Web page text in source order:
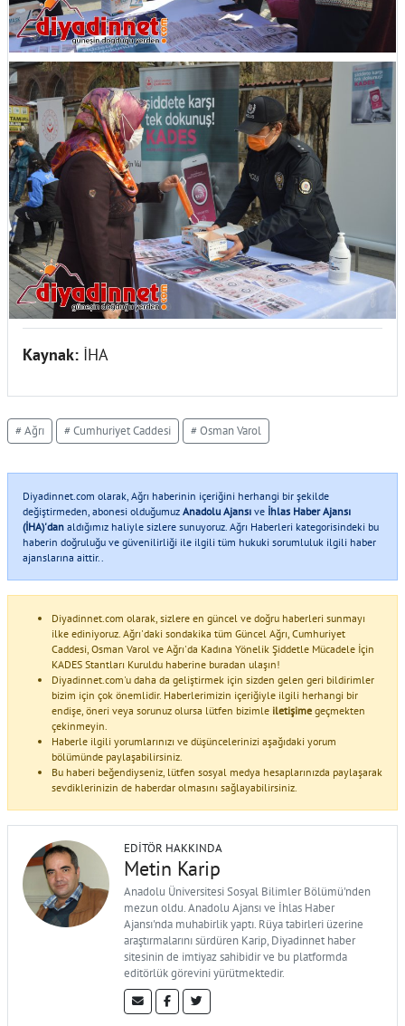
Kaynak: İHA
# Ağrı # Cumhuriyet Caddesi # Osman Varol
Diyadinnet.com olarak, Ağrı haberinin içeriğini herhangi bir şekilde
değiştirmeden, abonesi olduğumuz Anadolu Ajansı ve İhlas Haber Ajansı
(İHA)'dan aldığımız haliyle sizlere sunuyoruz. Ağrı Haberleri kategorisindeki bu
haberin doğruluğu ve güvenilirliği ile ilgili tüm hukuki sorumluluk ilgili haber
ajanslarına aittir..
Diyadinnet.com olarak, sizlere en güncel ve doğru haberleri sunmayı
ilke ediniyoruz. Ağrı'daki sondakika tüm Güncel Ağrı, Cumhuriyet
Caddesi, Osman Varol ve Ağrı'da Kadına Yönelik Şiddetle Mücadele İçin
KADES Stantları Kuruldu haberine buradan ulaşın!
Diyadinnet.com'u daha da geliştirmek için sizden gelen geri bildirimler
bizim için çok önemlidir. Haberlerimizin içeriğiyle ilgili herhangi bir
endişe, öneri veya sorunuz olursa lütfen bizimle iletişime geçmekten
çekinmeyin.
Haberle ilgili yorumlarınızı ve düşüncelerinizi aşağıdaki yorum
bölümünde paylaşabilirsiniz.
Bu haberi beğendiyseniz, lütfen sosyal medya hesaplarınızda paylaşarak
sevdiklerinizin de haberdar olmasını sağlayabilirsiniz.
EDITÖR HAKKINDA
Metin Karip
Anadolu Üniversitesi Sosyal Bilimler Bölümü'nden
mezun oldu. Anadolu Ajansı ve İhlas Haber
Ajansı'nda muhabirlik yaptı. Rüya tabirleri üzerine
araştırmalarını sürdüren Karip, Diyadinnet haber
sitesinin de imtiyaz sahibidir ve bu platformda
editörlük görevini yürütmektedir.